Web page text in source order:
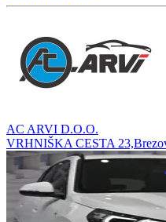
AC ARVI D.O.O.
VRHNIŠKA CESTA